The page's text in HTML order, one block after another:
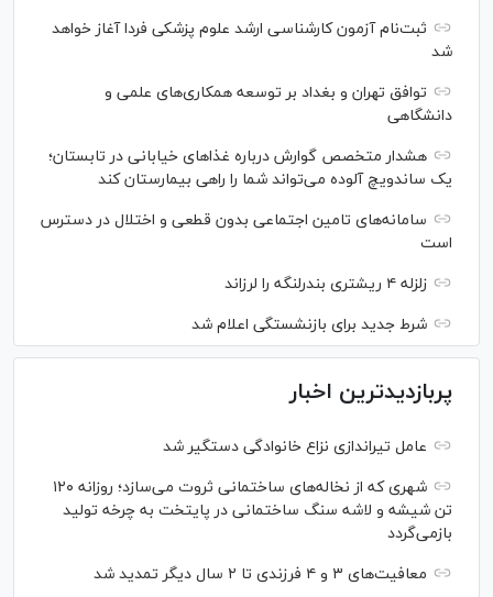
ثبت‌نام آزمون کارشناسی ارشد علوم پزشکی فردا آغاز خواهد
شد
توافق تهران و بغداد بر توسعه همکاری‌های علمی و
دانشگاهی
هشدار متخصص گوارش درباره غذا‌های خیابانی در تابستان؛
یک ساندویچ آلوده می‌تواند شما را راهی بیمارستان کند
سامانه‌های تامین اجتماعی بدون قطعی و اختلال در دسترس
است
زلزله ۴ ریشتری بندرلنگه را لرزاند
شرط جدید برای بازنشستگی اعلام شد
پربازدیدترین اخبار
عامل تیراندازی نزاع خانوادگی دستگیر شد
شهری که از نخاله‌های ساختمانی ثروت می‌سازد؛ روزانه ۱۲۰
تن شیشه و لاشه سنگ ساختمانی در پایتخت به چرخه تولید
بازمی‌گردد
معافیت‌های ۳ و ۴ فرزندی تا ۲ سال دیگر تمدید شد